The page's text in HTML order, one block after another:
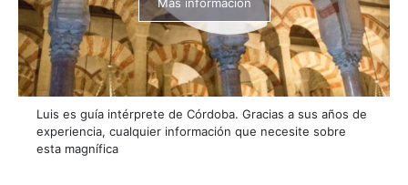
Luis es guía intérprete de Córdoba. Gracias a sus años de
experiencia, cualquier información que necesite sobre
esta magnífica